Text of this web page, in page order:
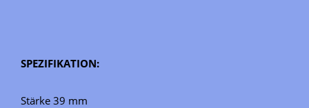
SPEZIFIKATION:
Stärke 39 mm